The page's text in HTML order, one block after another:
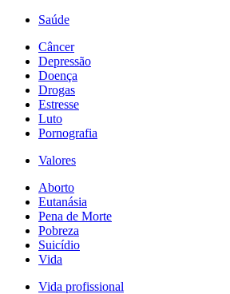
Saúde
Câncer
Depressão
Doença
Drogas
Estresse
Luto
Pornografia
Valores
Aborto
Eutanásia
Pena de Morte
Pobreza
Suicídio
Vida
Vida profissional